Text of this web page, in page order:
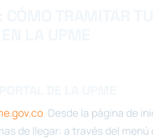
. Desde la página de
de llegar: a través del menú